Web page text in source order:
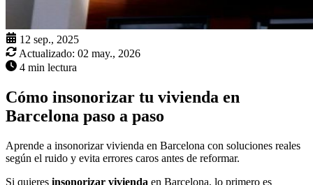
12 sep., 2025
Actualizado: 02 may., 2026
4 min lectura
Cómo insonorizar tu vivienda en
Barcelona paso a paso
Aprende a insonorizar vivienda en Barcelona con soluciones reales
según el ruido y evita errores caros antes de reformar.
Si quieres insonorizar vivienda en Barcelona, lo primero es